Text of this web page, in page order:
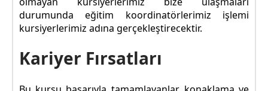
durumunda eğitim koordinatörlerimiz işlemi
kursiyerlerimiz adına gerçekleştirecektir.
Kariyer Fırsatları